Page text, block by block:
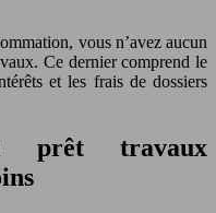
vous n’avez aucun
Ce dernier comprend le
et les frais de dossiers
prêt travaux